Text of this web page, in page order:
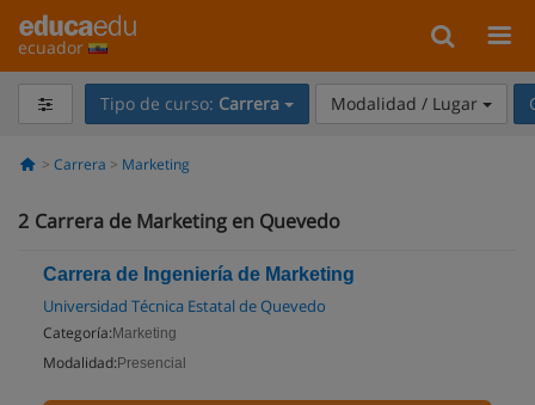
ecuador
Tipo de curso: Carrera Modalidad / Lugar
Carrera Marketing
2 Carrera de Marketing en Quevedo
Carrera de Ingeniería de Marketing
Universidad Técnica Estatal de Quevedo
Categoría: Marketing
Modalidad: Presencial